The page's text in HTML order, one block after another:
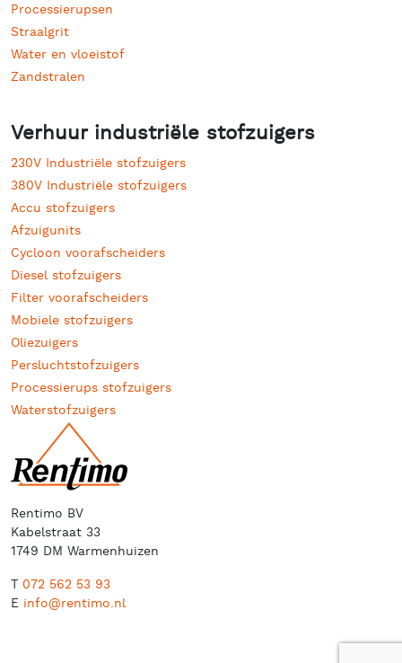
Processierupsen
Straalgrit
Water en vloeistof
Zandstralen
Verhuur industriële stofzuigers
230V Industriële stofzuigers
380V Industriële stofzuigers
Accu stofzuigers
Afzuigunits
Cycloon voorafscheiders
Diesel stofzuigers
Filter voorafscheiders
Mobiele stofzuigers
Oliezuigers
Persluchtstofzuigers
Processierups stofzuigers
Waterstofzuigers
Rentimo BV
Kabelstraat 33
1749 DM Warmenhuizen
T 072 562 53 93
E info@rentimo.nl